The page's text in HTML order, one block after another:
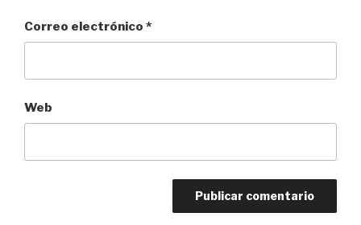
Correo electrónico *
Web